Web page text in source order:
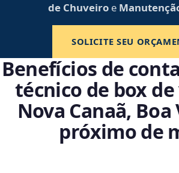
de Chuveiro e
SOLICITE SEU
Benefícios de
técnico de box
Nova Canaã, Boa
próximo de